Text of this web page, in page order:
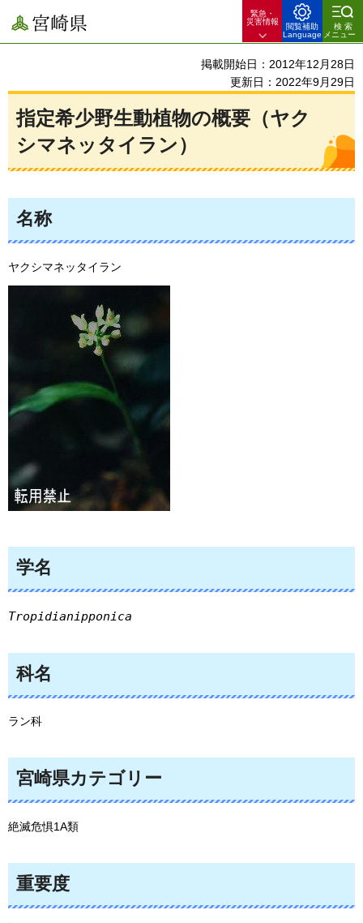
宮崎県
緊急・
災害情報
閲覧補助
Language
検索
メニュー
掲載開始日：2012年12月28日
更新日：2022年9月29日
指定希少野生動植物の概要（ヤク
シマネッタイラン）
名称
ヤクシマネッタイラン
学名
Tropidianipponica
科名
ラン科
宮崎県カテゴリー
絶滅危惧1A類
重要度